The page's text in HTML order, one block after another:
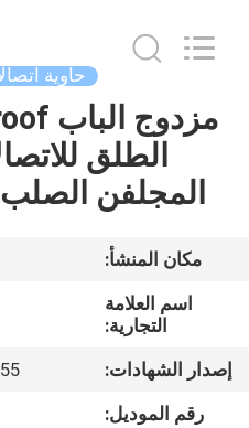
منزل،
معلومات
جولة
TECHNOLOGY
Reserved.
حاوية
الطلق
المجلفن
مكان المنشأ:
اسم العلامة
التجارية:
إصدار الشهادات:
رقم الموديل: